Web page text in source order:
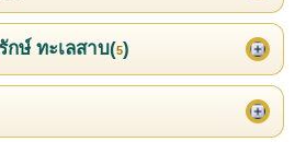
ษ์ ทะเลสาบ(5)